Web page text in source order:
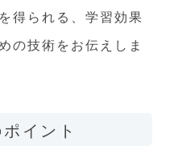
得られる、学習効果
の技術をお伝えしま
イント